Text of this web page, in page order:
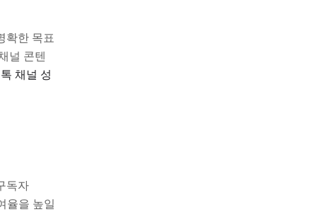
확한 목표
널 콘텐
채널 성
독자
율을 높일